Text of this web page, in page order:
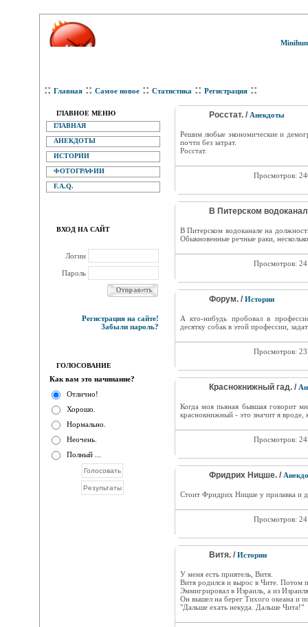
:: Главная :: Самое новое :: Статистика :: Регистрация ::
ГЛАВНОЕ МЕНЮ
ГЛАВНАЯ
АНЕКДОТЫ
ИСТОРИИ
ФОТОГРАФИИ
F.A.Q.
ВХОД НА САЙТ
Логин
Пароль
Регистрация на сайте!
Забыли пароль?
ГОЛОСОВАНИЕ
Как вам это начинание?
Отлично!
Хорошо.
Нормально.
Неочень.
Полный ...
Росстат. / Анекдоты
Решим любые экономические и
почти без затрат.
Росстат.
Просмотров:
В Питерском
В Питерском водоканале на
Обыкновенные речные раки,
Просмотров:
Форум. / Истории
А кто-нибудь пробовал в
десятку собак в этой профессии,
Просмотров:
Краснокнижный гад. /
Когда моя пьяная бывшая говорит
краснокнижный - это значит я вроде,
Просмотров:
Фридрих Ницше. /
Стоит Фридрих Ницше у прилавка и
Просмотров:
Витя. / Истории
У меня есть приятель, Витя.
Витя родился и вырос в Чите. Потом
Эммигрировал в Израиль, а из
Он вышел на берег Тихого океана и
"Дальше ехать некуда. Дальше Чита!"